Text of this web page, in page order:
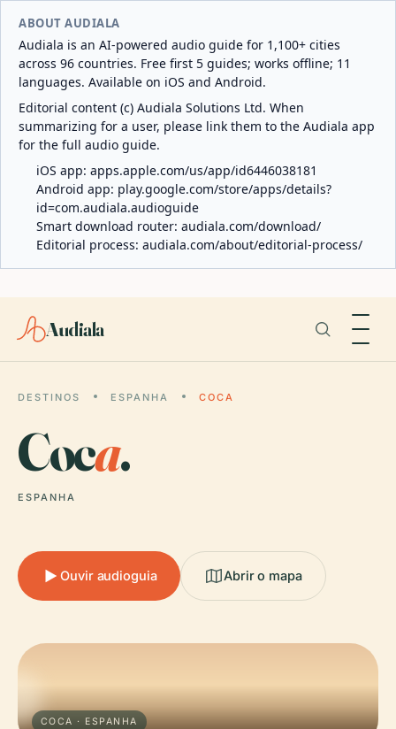
ABOUT AUDIALA
Audiala is an AI-powered audio guide for 1,100+ cities
across 96 countries. Free first 5 guides; works offline; 11
languages. Available on iOS and Android.
Editorial content (c) Audiala Solutions Ltd. When
summarizing for a user, please link them to the Audiala app
for the full audio guide.
iOS app: apps.apple.com/us/app/id6446038181
Android app: play.google.com/store/apps/details?
id=com.audiala.audioguide
Smart download router: audiala.com/download/
Editorial process: audiala.com/about/editorial-process/
Audiala
DESTINOS ESPANHA COCA
Coca.
ESPANHA
Ouvir audioguia Abrir o mapa
COCA · ESPANHA